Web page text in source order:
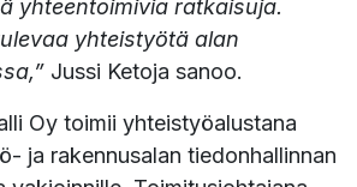
yhteentoimivia ratkaisuja.
yhteistyötä alan
Jussi Ketoja sanoo.
Oy toimii yhteistyöalustana
ja rakennusalan tiedonhallinnan